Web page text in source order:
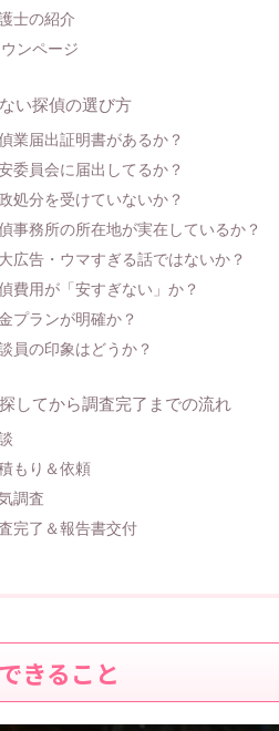
士の紹介
ンページ
い探偵の選び方
業届出証明書があるか？
委員会に届出してるか？
処分を受けていないか？
事務所の所在地が実在しているか？
広告・ウマすぎる話ではないか？
費用が「安すぎない」か？
プランが明確か？
員の印象はどうか？
してから調査完了までの流れ
もり＆依頼
調査
完了＆報告書交付
きること